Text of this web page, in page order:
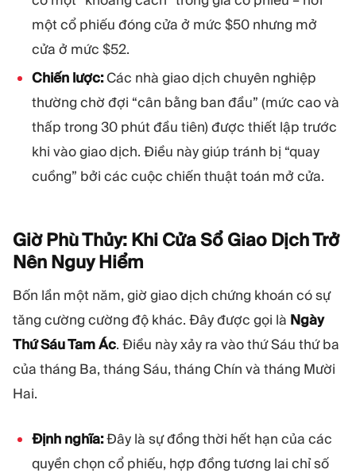
một cổ phiếu đóng cửa ở mức $50 nhưng mở
cửa ở mức $52.
Chiến lược:Các nhà giao dịch chuyên nghiệp
thường chờ đợi “cân bằng ban đầu” (mức cao và
thấp trong 30 phút đầu tiên) được thiết lập trước
khi vào giao dịch. Điều này giúp tránh bị “quay
cuồng” bởi các cuộc chiến thuật toán mở cửa.
Giờ Phù Thủy: Khi Cửa Sổ Giao Dịch Trở
Nên NguyHiểm
Bốn lần một năm, giờ giao dịch chứng khoán có sự
tăng cường cường độ khác. Đây được gọi là Ngày
Thứ Sáu Tam Ác. Điều này xảy ra vào thứ Sáu thứ ba
của tháng Ba, tháng Sáu, tháng Chín và tháng Mười
Hai.
Định nghĩa:Đây là sự đồng thời hết hạn của các
quyền chọn cổ phiếu, hợp đồng tương lai chỉ số